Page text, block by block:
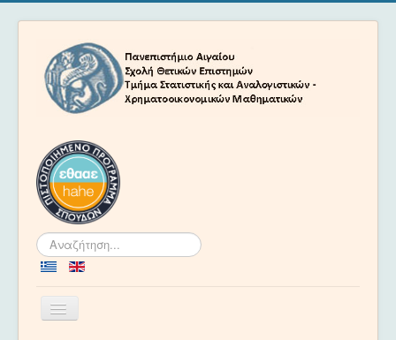
Αναζήτηση...
Εναλλαγή
πλοήγησης